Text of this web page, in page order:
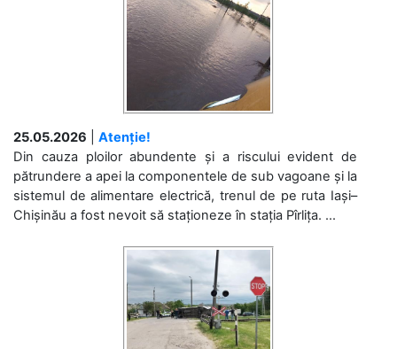
25.05.2026
Atenție!
Din cauza ploilor abundente și a riscului evident de
pătrundere a apei la componentele de sub vagoane și la
sistemul de alimentare electrică, trenul de pe ruta Iași–
Chișinău a fost nevoit să staționeze în stația Pîrlița. ...